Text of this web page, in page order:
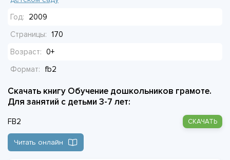
разгадать эти странные знаки на странице.
Всё просто. Всё всерьёз.
Год:
2009
Страницы: 170
Возраст: 0+
Формат:
fb2
Скачать книгу Обучение дошкольников грамоте.
Для занятий с детьми 3-7 лет:
FB2 СКАЧАТЬ
Читать онлайн